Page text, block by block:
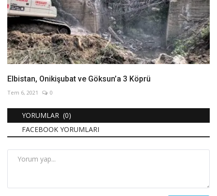
Elbistan, Onikişubat ve Göksun’a 3 Köprü
Tem 6, 2021 0
YORUMLAR (0)
FACEBOOK YORUMLARI